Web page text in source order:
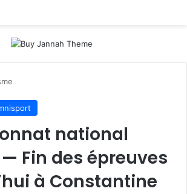
national
Fin des épreuves
à Constantine